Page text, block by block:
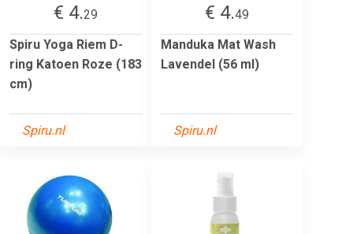
€ 4.29
Spiru Yoga Riem D-
ring Katoen Roze (183
cm)
Spiru.nl
€ 4.49
Manduka Mat Wash
Lavendel (56 ml)
Spiru.nl